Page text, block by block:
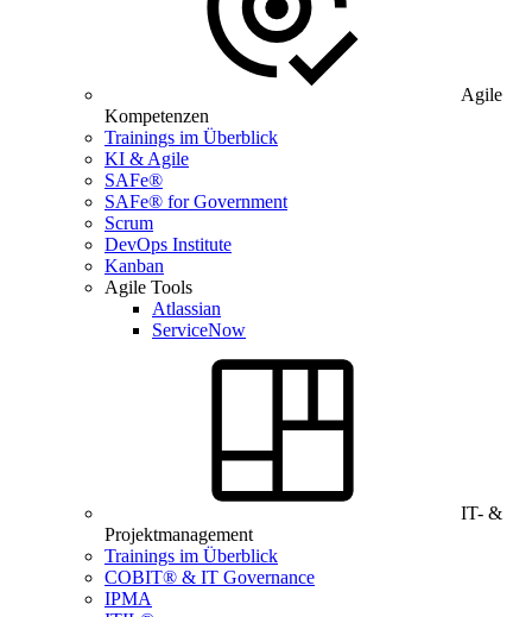
Agile
Kompetenzen
Trainings im Überblick
KI & Agile
SAFe®
SAFe® for Government
Scrum
DevOps Institute
Kanban
Agile Tools
Atlassian
ServiceNow
IT- &
Projektmanagement
Trainings im Überblick
COBIT® & IT Governance
IPMA